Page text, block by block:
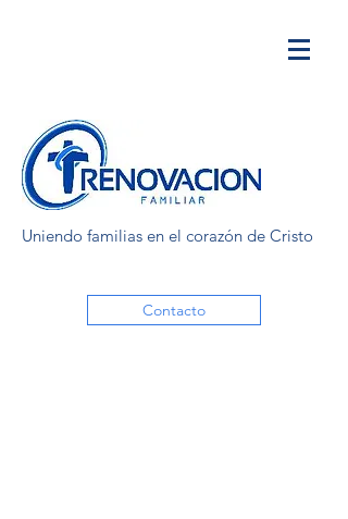
Uniendo familias en el corazón de Cristo
Contacto